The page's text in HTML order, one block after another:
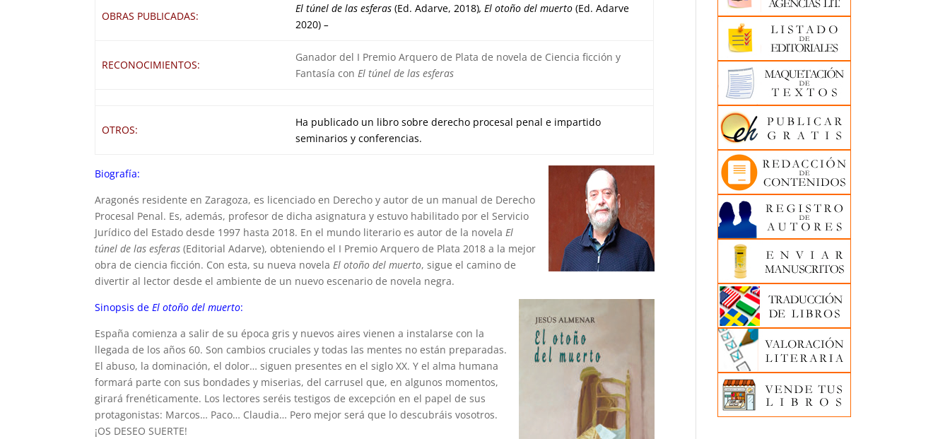
OBRAS PUBLICADAS:
El túnel de las esferas (Ed. Adarve, 2018), El otoño del muerto (Ed. Adarve
2020)–
RECONOCIMIENTOS:
Ganador del I Premio Arquero de Plata de novela de Ciencia ficción y
Fantasía con El túnel de las esferas
OTROS:
Ha publicado un libro sobre derecho procesal penal e impartido
seminarios y conferencias.
Biografía:
Aragonés residente en Zaragoza, es licenciado en Derecho y autor de un manual de Derecho
Procesal Penal. Es, además, profesor de dicha asignatura y estuvo habilitado por el Servicio
Jurídico del Estado desde 1997 hasta 2018. En el mundo literario es autor de la novela El
túnel de las esferas (Editorial Adarve), obteniendo el I Premio Arquero de Plata 2018 a la mejor
obra de ciencia ficción. Con esta, su nueva novela El otoño del muerto, sigue el camino de
divertir al lector desde el ambiente de un nuevo escenario de novela negra.
Sinopsis de El otoño del muerto:
España comienza a salir de su época gris y nuevos aires vienen a instalarse con la
llegada de los años 60. Son cambios cruciales y todas las mentes no están preparadas.
El abuso, la dominación, el dolor… siguen presentes en el siglo XX. Y el alma humana
formará parte con sus bondades y miserias, del carrusel que, en algunos momentos,
girará frenéticamente. Los lectores seréis testigos de excepción en el papel de sus
protagonistas: Marcos… Paco… Claudia… Pero mejor será que lo descubráis vosotros.
¡OS DESEO SUERTE!